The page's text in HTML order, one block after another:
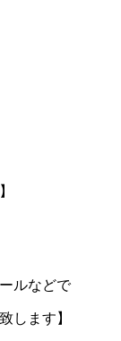
ルなどで
します】